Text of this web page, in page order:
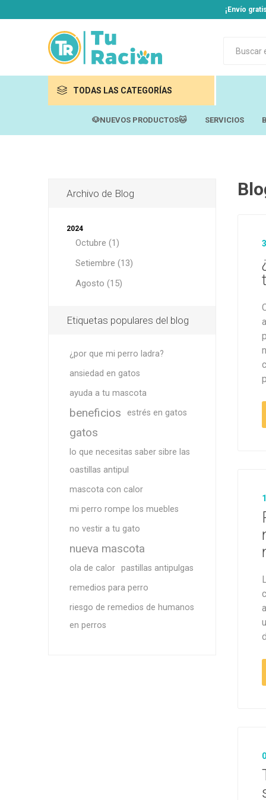
¡Envío
TODAS LAS CATEGORÍAS
Sadenir
Dietas
Jardinería
🐶NUEVOS PRODUCTOS🐱 SERVICIOS
Archivo de Blog
2024
Octubre (1)
Setiembre (13)
Agosto (15)
Etiquetas populares del blog
¿por que mi perro ladra?
ansiedad en gatos
ayuda a tu mascota
beneficios estrés en gatos
gatos
lo que necesitas saber sibre las
oastillas antipul
mascota con calor
mi perro rompe los muebles
no vestir a tu gato
nueva mascota
ola de calor
pastillas antipulgas
remedios para perro
riesgo de remedios de humanos
en perros